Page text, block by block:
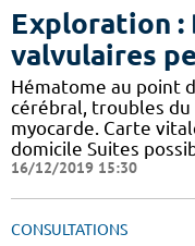
Exploration
valvulaires
Hématome au point
cérébral, troubles
myocarde. Carte
domicile Suites
16/12/2019 15:30
CONSULTATIONS